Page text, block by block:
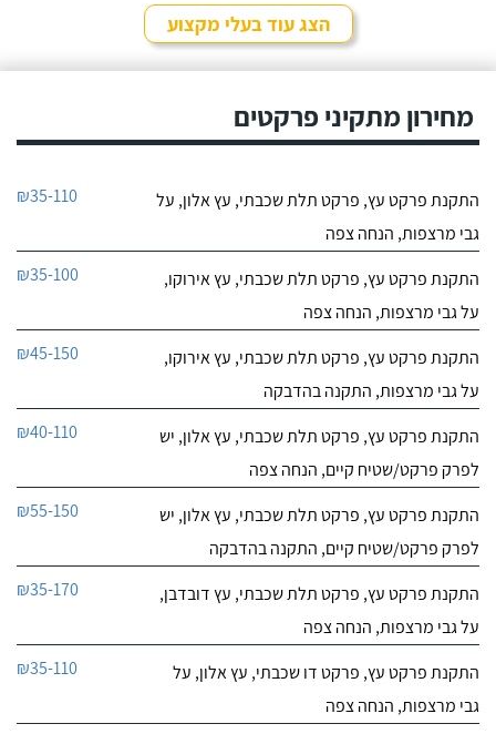
הצג עוד בעלי מקצוע
מחירון מתקיני פרקטים
התקנת פרקט עץ, פרקט תלת שכבתי, עץ אלון, על
גבי מרצפות, הנחה צפה
₪35-110
התקנת פרקט עץ, פרקט תלת שכבתי, עץ אירוקו,
על גבי מרצפות, הנחה צפה
₪35-100
התקנת פרקט עץ, פרקט תלת שכבתי, עץ אירוקו,
על גבי מרצפות, התקנה בהדבקה
₪45-150
התקנת פרקט עץ, פרקט תלת שכבתי, עץ אלון, יש
לפרק פרקט/שטיח קיים, הנחה צפה
₪40-110
התקנת פרקט עץ, פרקט תלת שכבתי, עץ אלון, יש
לפרק פרקט/שטיח קיים, התקנה בהדבקה
₪55-150
התקנת פרקט עץ, פרקט תלת שכבתי, עץ דובדבן,
על גבי מרצפות, הנחה צפה
₪35-170
התקנת פרקט עץ, פרקט דו שכבתי, עץ אלון, על
גבי מרצפות, הנחה צפה
₪35-110